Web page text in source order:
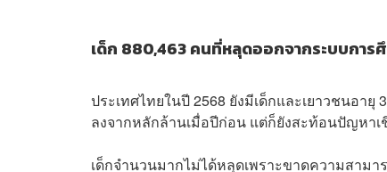
เด็ก 880,463 คนที่หลุดออกจากระบบการ
ประเทศไทยในปี 2568 ยังมีเด็กและเยาวชนอา
ลงจากหลักล้านเมื่อปีก่อน แต่ก็ยังสะท้อนปัญหาเ
เด็กจำนวนมากไม่ได้หลุดเพราะขาดความสาม